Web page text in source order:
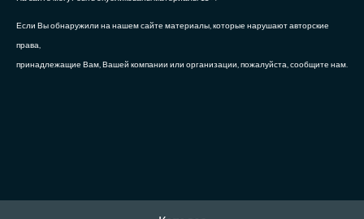
Если Вы обнаружили на нашем сайте материалы, которые нарушают авторские
права,
принадлежащие Вам, Вашей компании или организации, пожалуйста, сообщите нам.